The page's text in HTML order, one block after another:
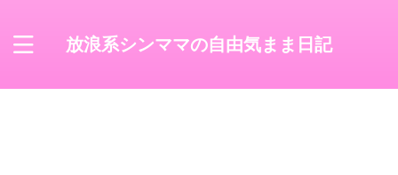
放浪系シンママの自由気まま日記